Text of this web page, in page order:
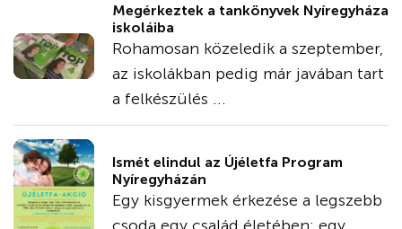
Megérkeztek a tankönyvek Nyíregyháza
iskoláiba
Rohamosan közeledik a szeptember,
az iskolákban pedig már javában tart
a felkészülés ...
Ismét elindul az Újéletfa Program
Nyíregyházán
Egy kisgyermek érkezése a legszebb